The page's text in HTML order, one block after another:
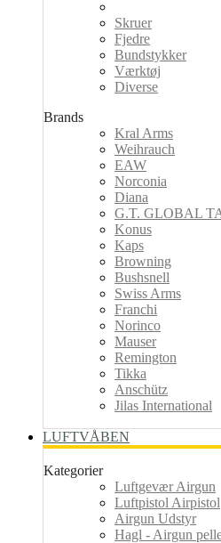
Skruer
Fjedre
Bundstykker
Værktøj
Diverse
Brands
Kral Arms
Weihrauch
EAW
Norconia
Diana
G.T. GLOBAL
Konus
Kaps
Browning
Bushsnell
Swiss Arms
Franchi
Norinco
Mauser
Remington
Tikka
Anschütz
Jilas International
LUFTVÅBEN
Kategorier
Luftgevær Airgun
Luftpistol Airpistol
Airgun Udstyr
Hagl - Airgun